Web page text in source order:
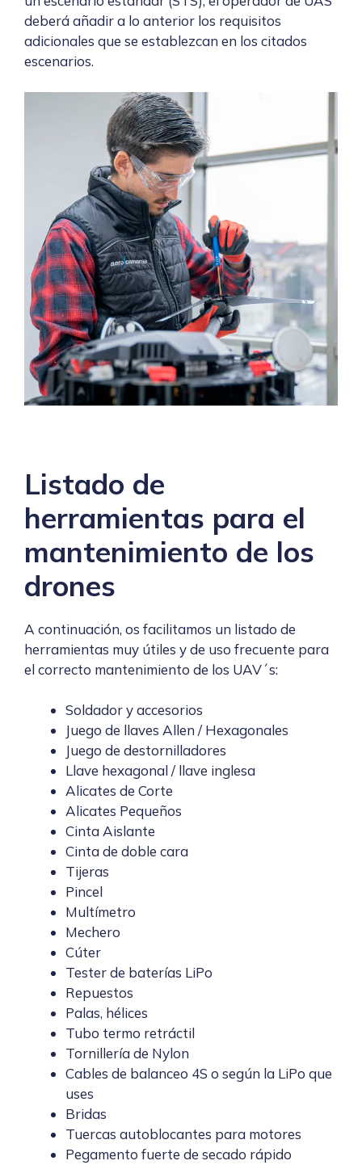
deberá añadir a lo anterior los requisitos
adicionales que se establezcan en los citados
escenarios.
Listado de
herramientas para el
mantenimiento de los
drones
A continuación, os facilitamos un listado de
herramientas muy útiles y de uso frecuente para
el correcto mantenimiento de los UAV´s:
Soldador y accesorios
Juego de llaves Allen / Hexagonales
Juego de destornilladores
Llave hexagonal / llave inglesa
Alicates de Corte
Alicates Pequeños
Cinta Aislante
Cinta de doble cara
Tijeras
Pincel
Multímetro
Mechero
Cúter
Tester de baterías LiPo
Repuestos
Palas, hélices
Tubo termo retráctil
Tornillería de Nylon
Cables de balanceo 4S o según la LiPo que
uses
Bridas
Tuercas autoblocantes para motores
Pegamento fuerte de secado rápido